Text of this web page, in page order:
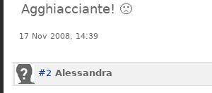
Agghiacciante! 🙁
17 Nov 2008, 14:39
#2 Alessandra